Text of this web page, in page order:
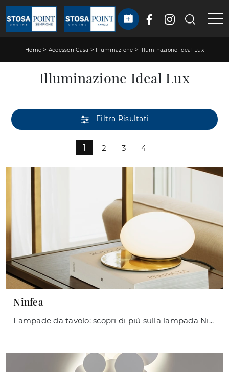
Home > Accessori Casa > Illuminazione > Illuminazione Ideal Lux
Illuminazione Ideal Lux
Filtra Risultati
1 2 3 4
Ninfea
Lampade da tavolo: scopri di più sulla lampada Ninfea in metallo che ti presentiamo.